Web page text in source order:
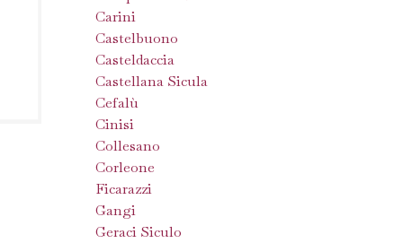
Carini
Castelbuono
Casteldaccia
Castellana Sicula
Cefalù
Cinisi
Collesano
Corleone
Ficarazzi
Gangi
Geraci Siculo